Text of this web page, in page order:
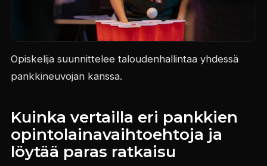
Opiskelija suunnittelee taloudenhallintaa yhdessä
pankkineuvojan kanssa.
Kuinka vertailla eri pankkien
opintolainavaihtoehtoja ja
löytää paras ratkaisu